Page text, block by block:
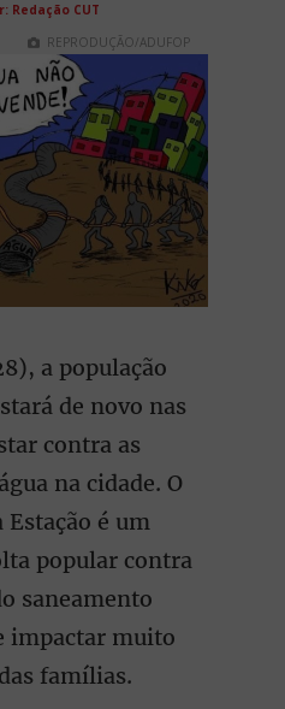
Redação CUT
REPRODUÇÃO/ADUFOP
a população
de novo nas
contra as
na cidade. O
é um
popular contra
saneamento
impactar muito
famílias.